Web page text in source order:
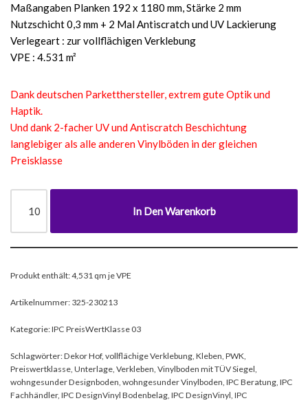
Maßangaben Planken 192 x 1180 mm, Stärke 2 mm
Nutzschicht 0,3 mm + 2 Mal Antiscratch und UV Lackierung
Verlegeart : zur vollflächigen Verklebung
VPE : 4.531 m²
Dank deutschen Parketthersteller, extrem gute Optik und
Haptik.
Und dank 2-facher UV und Antiscratch Beschichtung
langlebiger als alle anderen Vinylböden in der gleichen
Preisklasse
In Den Warenkorb
Produkt enthält: 4,531 qm je VPE
Artikelnummer: 325-230213
Kategorie:IPC PreisWertKlasse 03
Schlagwörter:Dekor Hof, vollflächige Verklebung Kleben PWK
Preiswertklasse Unterlage Verkleben Vinylboden mit TÜV Siegel
wohngesunder Designboden wohngesunder Vinylboden IPC Beratung IPC
Fachhändler, IPC DesignVinyl Bodenbelag IPC DesignVinyl IPC